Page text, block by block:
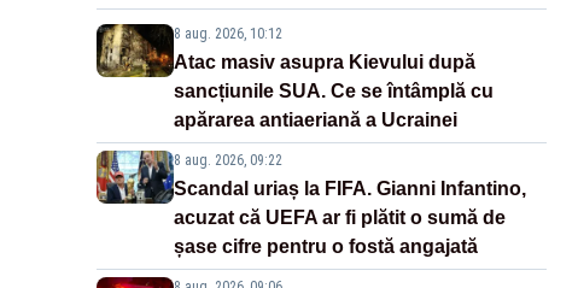
8 aug. 2026, 10:12
Atac masiv asupra Kievului după
sancțiunile SUA. Ce se întâmplă cu
apărarea antiaeriană a Ucrainei
8 aug. 2026, 09:22
Scandal uriaș la FIFA. Gianni Infantino,
acuzat că UEFA ar fi plătit o sumă de
șase cifre pentru o fostă angajată